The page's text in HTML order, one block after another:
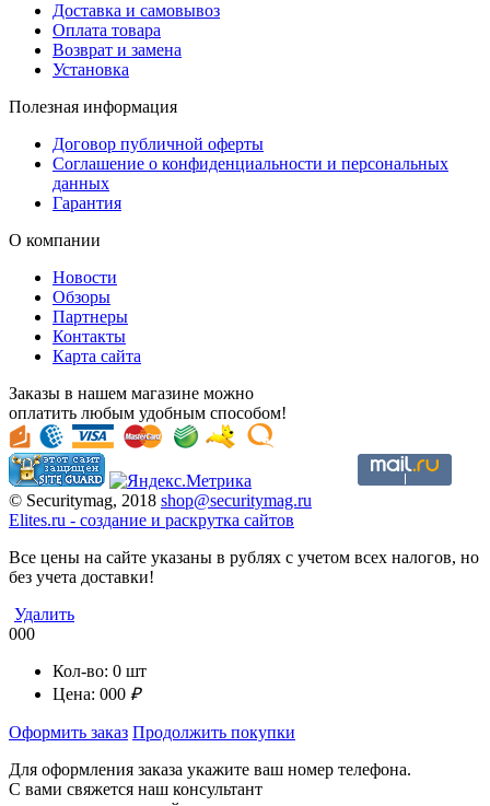
Доставка и самовывоз
Оплата товара
Возврат и замена
Установка
Полезная информация
Договор публичной оферты
Соглашение о конфиденциальности и персональных
данных
Гарантия
О компании
Новости
Обзоры
Партнеры
Контакты
Карта сайта
Заказы в нашем магазине можно
оплатить любым удобным способом!
© Securitymag, 2018 shop@securitymag.ru
Elites.ru - cоздание и раскрутка сайтов
Все цены на сайте указаны в рублях с учетом всех налогов, но
без учета доставки!
Удалить
000
Кол-во: 0 шт
Цена: 000 ₽
Оформить заказ Продолжить покупки
Для оформления заказа укажите ваш номер телефона.
С вами свяжется наш консультант